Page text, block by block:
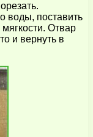
воды, поставить
Отвар
и вернуть в